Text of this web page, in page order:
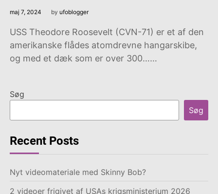
maj 7, 2024 by ufoblogger
USS Theodore Roosevelt (CVN-71) er et af den
amerikanske flådes atomdrevne hangarskibe,
og med et dæk som er over 300……
Søg
Søg
Recent Posts
Nyt videomateriale med Skinny Bob?
2 videoer frigivet af USAs krigsministerium 2026